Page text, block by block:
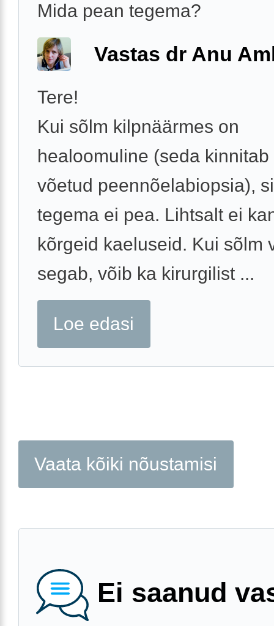
Mida pean tegema?
Vastas dr Anu
Tere!
Kui sõlm kilpnäärmes on
healoomuline (seda
võetud peennõelabiopsia),
tegema ei pea. Lihtsalt ei
kõrgeid kaeluseid. Kui sõlm
segab, võib ka kirurgilist ...
Loe edasi
Vaata kõiki nõustamisi
Ei saanud